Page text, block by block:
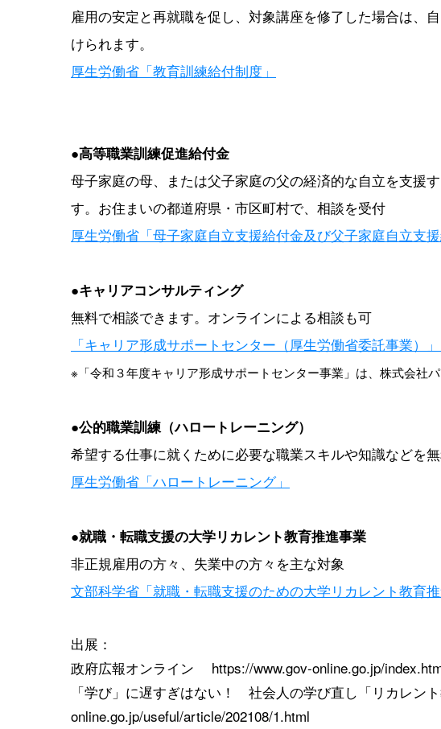
雇用の安定と再就職を促し、対象講座を修了した場合は、
けられます。
厚生労働省「教育訓練給付制度」
●高等職業訓練促進給付金
母子家庭の母、または父子家庭の父の経済的な自立を支援
す。お住まいの都道府県・市区町村で、相談を受付
厚生労働省「母子家庭自立支援給付金及び父子家庭自立支
●キャリアコンサルティング
無料で相談できます。オンラインによる相談も可
「キャリア形成サポートセンター（厚生労働省委託事業）
※「令和３年度キャリア形成サポートセンター事業」は、株式会社
●公的職業訓練（ハロートレーニング）
希望する仕事に就くために必要な職業スキルや知識などを無
厚生労働省「ハロートレーニング」
●就職・転職支援の大学リカレント教育推進事業
非正規雇用の方々、失業中の方々を主な対象
文部科学省「就職・転職支援のための大学リカレント教育推
出展：
政府広報オンライン https://www.gov-online.go.jp/
「学び」に遅すぎはない！ 社会人の学び直し「リカレン
online.go.jp/useful/article/202108/1.html